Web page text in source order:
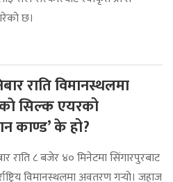
छ।
राति विमानस्थलमा
सिल्क एयरको
काण्ड’ के हो?
राति ८ बजेर ४० मिनेटमा सिंगारपुरबाट
विमानस्थलमा अवतरण गर्‍याे। जहाज